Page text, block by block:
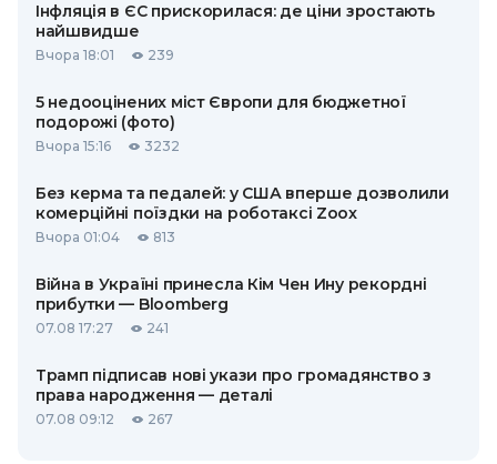
Інфляція в ЄС прискорилася: де ціни зростають
найшвидше
Вчора 18:01 239
5 недооцінених міст Європи для бюджетної
подорожі (фото)
Вчора 15:16 3232
Без керма та педалей: у США вперше дозволили
комерційні поїздки на роботаксі Zoox
Вчора 01:04 813
Війна в Україні принесла Кім Чен Ину рекордні
прибутки — Bloomberg
07.08 17:27 241
Трамп підписав нові укази про громадянство з
права народження — деталі
07.08 09:12 267